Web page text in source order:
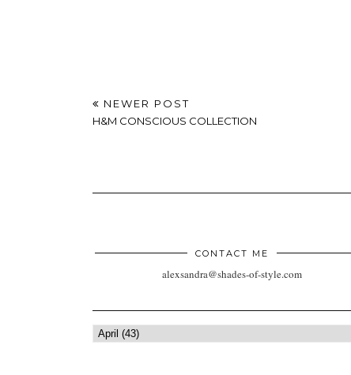
NEWER POST
H&M CONSCIOUS COLLECTION
CONTACT ME
alexsandra@shades-of-style.com